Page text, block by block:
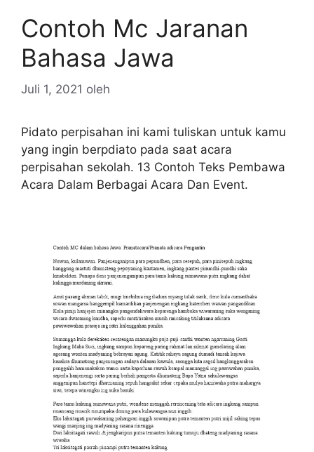
Contoh Mc Jaranan
Bahasa Jawa
Juli 1, 2021 oleh
Pidato perpisahan ini kami tuliskan untuk kamu
yang ingin berpdiato pada saat acara
perpisahan sekolah. 13 Contoh Teks Pembawa
Acara Dalam Berbagai Acara Dan Event.